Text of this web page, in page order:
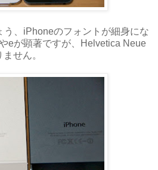
う、iPhoneのフォントが細身にな
eが顕著ですが、Helvetica Neue
せん。